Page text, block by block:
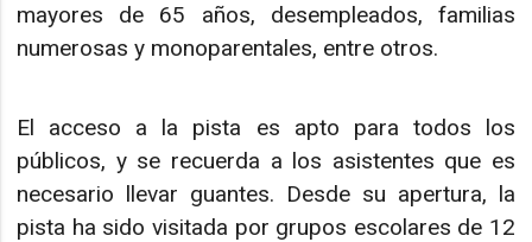
mayores de 65 años, desempleados, familias
numerosas y monoparentales, entre otros.
El acceso a la pista es apto para todos los
públicos, y se recuerda a los asistentes que es
necesario llevar guantes. Desde su apertura, la
pista ha sido visitada por grupos escolares de 12